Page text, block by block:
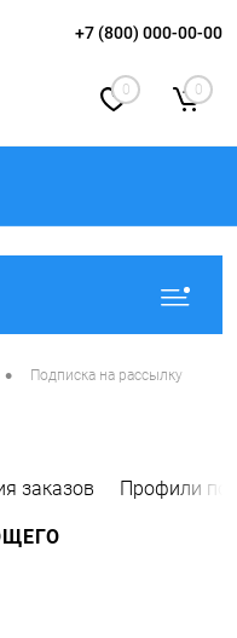
+7 (800) 000-00-00
0 0
• Подписка на рассылку
заказов Профили